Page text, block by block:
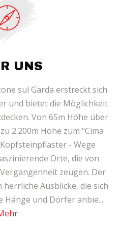
UNS
sul Garda erstreckt sich
und bietet die Möglichkeit
Von 65m Höhe über
2.200m Höhe zum "Cima
- Wege
Orte, die von
zeugen. Der
Ausblicke, die sich
und Dörfer anbie...